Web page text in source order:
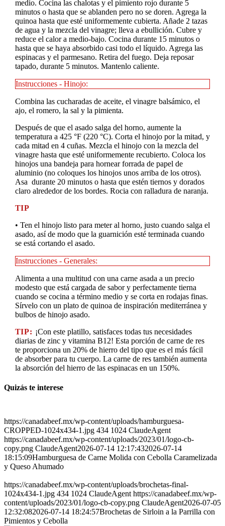
medio. Cocina las chalotas y el pimiento rojo durante 5
minutos o hasta que se ablanden pero no se doren. Agrega la
quinoa hasta que esté uniformemente cubierta. Añade 2 tazas
de agua y la mezcla del vinagre; lleva a ebullición. Cubre y
reduce el calor a medio-bajo. Cocina durante 15 minutos o
hasta que se haya absorbido casi todo el líquido. Agrega las
espinacas y el parmesano. Retira del fuego. Deja reposar
tapado, durante 5 minutos. Mantenlo caliente.
Instrucciones - Hinojo:
Combina las cucharadas de aceite, el vinagre balsámico, el
ajo, el romero, la sal y la pimienta.
Después de que el asado salga del horno, aumente la
temperatura a 425 °F (220 °C). Corta el hinojo por la mitad, y
cada mitad en 4 cuñas. Mezcla el hinojo con la mezcla del
vinagre hasta que esté uniformemente recubierto. Coloca los
hinojos una bandeja para hornear forrada de papel de
aluminio (no coloques los hinojos unos arriba de los otros).
Asa durante 20 minutos o hasta que estén tiernos y dorados
claro alrededor de los bordes. Rocia con ralladura de naranja.
TIP
• Ten el hinojo listo para meter al horno, justo cuando salga el
asado, así de modo que la guarnición esté terminada cuando
se está cortando el asado.
Instrucciones - Generales:
Alimenta a una multitud con una carne asada a un precio
modesto que está cargada de sabor y perfectamente tierna
cuando se cocina a término medio y se corta en rodajas finas.
Sírvelo con un plato de quinoa de inspiración mediterránea y
bulbos de hinojo asado.
TIP: ¡Con este platillo, satisfaces todas tus necesidades
diarias de zinc y vitamina B12! Esta porción de carne de res
te proporciona un 20% de hierro del tipo que es el más fácil
de absorber para tu cuerpo. La carne de res también aumenta
la absorción del hierro de las espinacas en un 150%.
Quizás te interese
https://canadabeef.mx/wp-content/uploads/hamburguesa-
CROPPED-1024x434-1.jpg 434 1024 ClaudeAgent
https://canadabeef.mx/wp-content/uploads/2023/01/logo-cb-
copy.png ClaudeAgent2026-07-14 12:17:432026-07-14
18:15:09Hamburguesa de Carne Molida con Cebolla Caramelizada
y Queso Ahumado
https://canadabeef.mx/wp-content/uploads/brochetas-final-
1024x434-1.jpg 434 1024 ClaudeAgent https://canadabeef.mx/wp-
content/uploads/2023/01/logo-cb-copy.png ClaudeAgent2026-07-05
12:32:082026-07-14 18:24:57Brochetas de Sirloin a la Parrilla con
Pimientos y Cebolla